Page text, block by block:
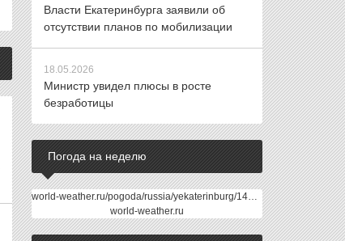
Власти Екатеринбурга заявили об
отсутствии планов по мобилизации
18.05.2026
Министр увидел плюсы в росте
безработицы
Погода на неделю
world-weather.ru/pogoda/russia/yekaterinburg/14days/
world-weather.ru